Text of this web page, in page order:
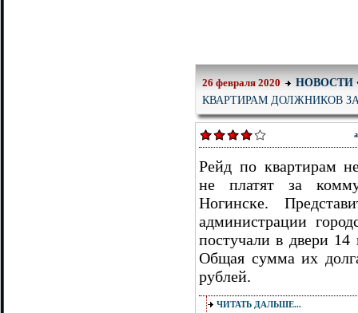
26 февраля 2020 НОВОСТИ
КВАРТИРАМ ДОЛЖНИКОВ
Рейд по квартирам
не платят за
Ногинске.
администрации
постучали в двери 14
Общая сумма их
рублей.
ЧИТАТЬ ДАЛЬШЕ...